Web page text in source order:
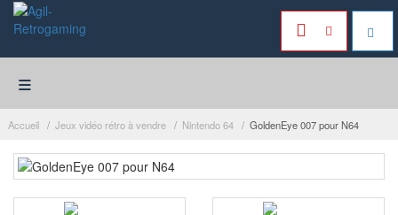
≡
Accueil Jeux vidéo rétro à vendre Nintendo 64 GoldenEye 007 pour N64